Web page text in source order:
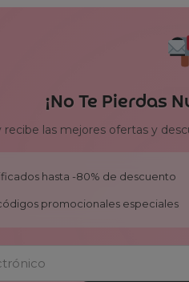
¡No Te Pierdas
recibe las mejores ofertas y
hasta -80% de descuento
promocionales especiales